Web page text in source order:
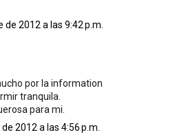
2012 a las 9:42 p.m.
por la information
tranquila.
para mi.
2012 a las 4:56 p.m.